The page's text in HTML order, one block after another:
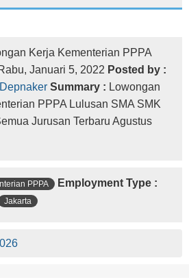
Kerja Kementerian PPPA
Januari 5, 2022 Posted by :
Summary : Lowongan
PPPA Lulusan SMA SMK
Jurusan Terbaru Agustus
PPPA Employment Type :
Jakarta